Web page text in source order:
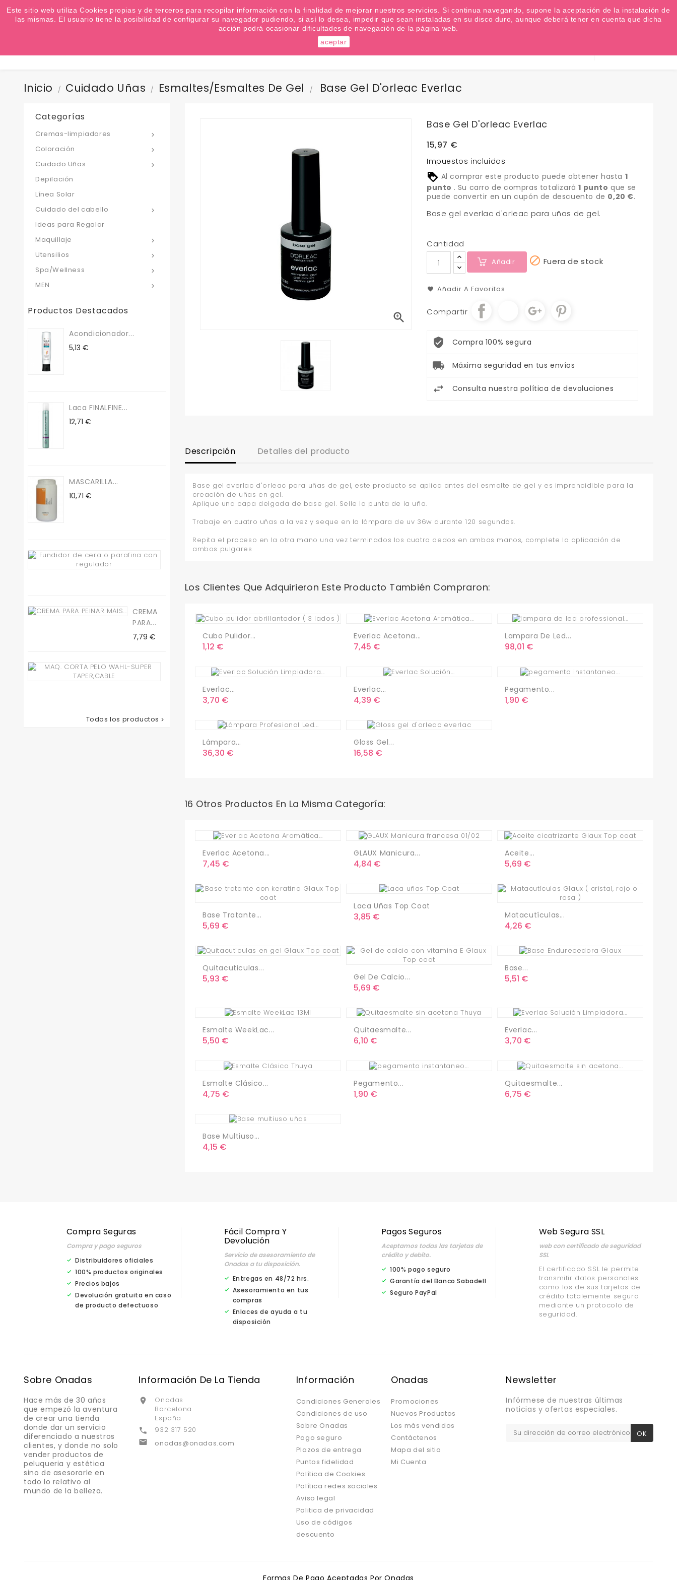
¿Quiere conocer las próximas ofertas del fin de semana? Apúntate a nuestra Newsletter EUR €
Iniciar sesión
Favoritos (0 )
Inicio Cuidado Uñas Esmaltes/esmaltes De Gel Base Gel D'orleac Everlac
Categorías

Cremas-limpiadores

Coloración

Cuidado Uñas
Depilación
Línea Solar

Cuidado del cabello
Ideas para Regalar

Maquillaje

Utensilios

Spa/Wellness

MEN
Productos Destacados
Acondicionador...
Precio
5,13 €
Laca FINALFINE...
Precio
12,71 €
MASCARILLA...
Precio
10,71 €
CREMA
PARA...
Precio
7,79 €
Todos los productos 

Base Gel D'orleac Everlac
15,97 €
Impuestos incluidos
Al comprar este producto puede obtener hasta 1
punto . Su carro de compras totalizará1 punto que se
puede convertir en un cupón de descuento de 0,20 €.
Base gel everlac d'orleac para uñas de gel.
Cantidad
Añadir  Fuera de stock
Añadir A Favoritos
Compartir
Compra 100% segura
Máxima seguridad en tus envíos
Consulta nuestra política de devoluciones
Descripción Detalles del producto
Base gel everlac d'orleac para uñas de gel, este producto se aplica antes del esmalte de gel y es imprencidible para la
creación de uñas en gel.
Aplique una capa delgada de base gel. Selle la punta de la uña.
Trabaje en cuatro uñas a la vez y seque en la lámpara de uv 36w durante 120 segundos.
Repita el proceso en la otra mano una vez terminados los cuatro dedos en ambas manos, complete la aplicación de
ambos pulgares
Los Clientes Que Adquirieron Este Producto También Compraron:
Cubo Pulidor...
Precio
1,12 €
Everlac Acetona...
Precio
7,45 €
Lampara De Led...
Precio
98,01 €
Everlac...
Precio
3,70 €
Everlac...
Precio
4,39 €
Pegamento...
Precio
1,90 €
Lámpara...
Precio
36,30 €
Gloss Gel...
Precio
16,58 €
16 Otros Productos En La Misma Categoría:
Everlac Acetona...
Precio
7,45 €
GLAUX Manicura...
Precio
4,84 €
Aceite...
Precio
5,69 €
Base Tratante...
Precio
5,69 €
Laca Uñas Top Coat
Precio
3,85 € Matacutículas...
Precio
4,26 €
Quitacuticulas...
Precio
5,93 € Gel De Calcio...
Precio
5,69 €
Base...
Precio
5,51 €
Esmalte WeekLac...
Precio
5,50 €
Quitaesmalte...
Precio
6,10 €
Everlac...
Precio
3,70 €
Esmalte Clásico...
Precio
4,75 €
Pegamento...
Precio
1,90 €
Quitaesmalte...
Precio
6,75 €
Base Multiuso...
Precio
4,15 €
Compra Seguras
Compra y pago seguros
Distribuidores oficiales
100% productos originales
Precios bajos
Devolución gratuita en caso
de producto defectuoso
Fácil Compra Y
Devolución
Servicio de asesoramiento de
Onadas a tu disposición.
Entregas en 48/72 hrs.
Asesoramiento en tus
compras
Enlaces de ayuda a tu
disposición
Pagos Seguros
Aceptamos todas las tarjetas de
crédito y debíto.
100% pago seguro
Garantía del Banco Sabadell
Seguro PayPal
Web Segura SSL
web con certificado de seguridad
SSL
El certificado SSL le permite
transmitir datos personales
como los de sus tarjetas de
crédito totalemente segura
mediante un protocolo de
seguridad.
Sobre Onadas
Hace más de 30 años
que empezó la aventura
de crear una tienda
donde dar un servicio
diferenciado a nuestros
clientes, y donde no solo
vender productos de
peluqueria y estética
sino de asesorarle en
todo lo relativo al
mundo de la belleza.
Información De La Tienda

Onadas
Barcelona
España
 932 317 520
 onadas@onadas.com
Información
Condiciones Generales
Condiciones de uso
Sobre Onadas
Pago seguro
Plazos de entrega
Puntos fidelidad
Política de Cookies
Política redes sociales
Aviso legal
Politica de privacidad
Uso de códigos
descuento
Onadas
Promociones
Nuevos Productos
Los más vendidos
Contáctenos
Mapa del sitio
Mi Cuenta
Newsletter
Infórmese de nuestras últimas
noticias y ofertas especiales.
Este sitio web utiliza Cookies propias y de terceros para recopilar información con la finalidad de mejorar nuestros servicios. Si continua navegando, supone la aceptación de la instalación de
las mismas. El usuario tiene la posibilidad de configurar su navegador pudiendo, si así lo desea, impedir que sean instaladas en su disco duro, aunque deberá tener en cuenta que dicha
acción podrá ocasionar dificultades de navegación de la página web.
aceptar